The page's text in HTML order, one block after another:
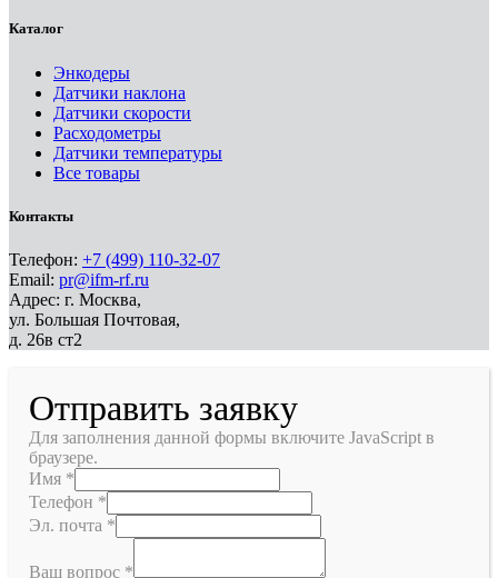
Каталог
Энкодеры
Датчики наклона
Датчики скорости
Расходометры
Датчики температуры
Все товары
Контакты
Телефон: +7 (499) 110-32-07
Email: pr@ifm-rf.ru
Адрес: г. Москва,
ул. Большая Почтовая,
д. 26в ст2
Отправить заявку
Для заполнения данной формы включите JavaScript в
браузере.
Имя *
Телефон *
Эл. почта *
Ваш вопрос *